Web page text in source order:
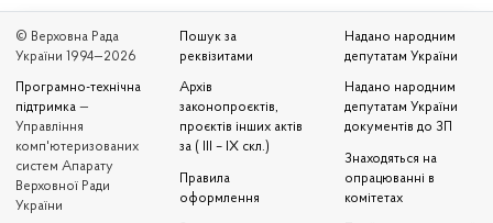
© Верховна Рада
України 1994—2026
Програмно-технічна
підтримка —
Управління
комп'ютеризованих
систем Апарату
Верховної Ради
України
Пошук за
реквізитами
Архів
законопроєктів,
проєктів інших актів
за ( III – IX скл.)
Правила
оформлення
Надано народним
депутатам України
Надано народним
депутатам України
документів до ЗП
Знаходяться на
опрацюванні в
комітетах